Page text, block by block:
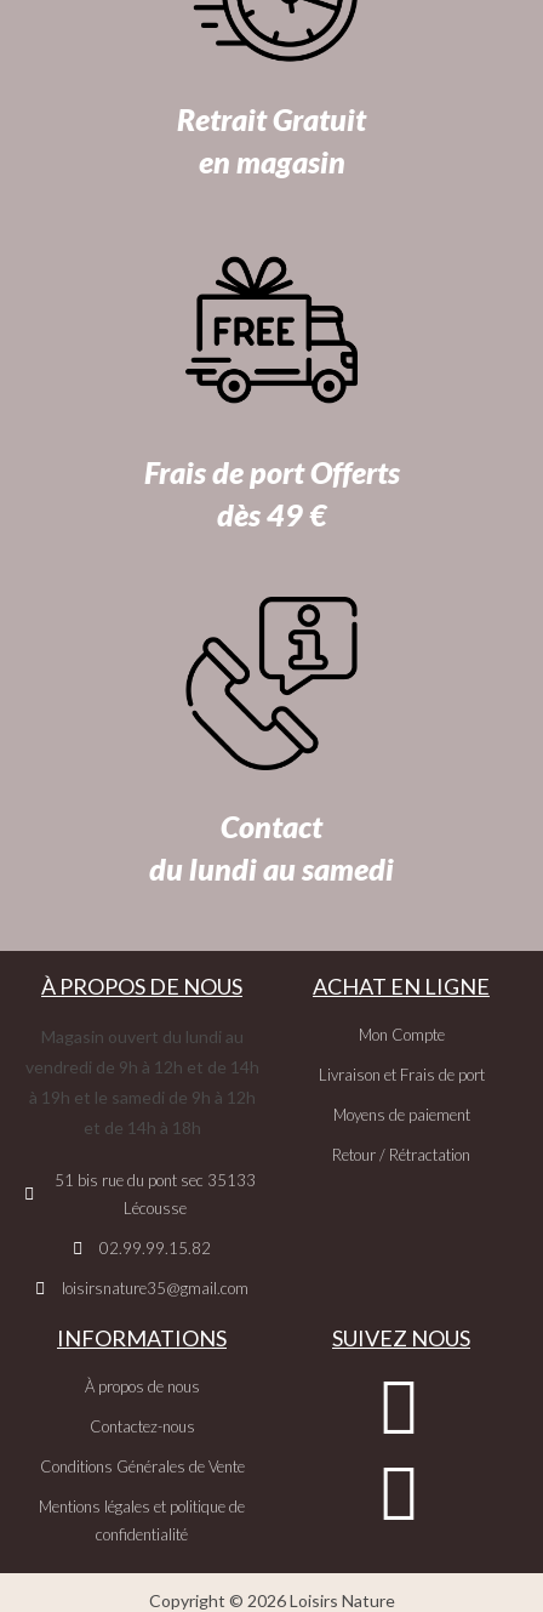
Retrait Gratuit
en magasin
Frais de port Offerts
dès 49 €
Contact
du lundi au samedi
À PROPOS DE NOUS
Magasin ouvert du lundi au
vendredi de 9h à 12h et de 14h
à 19h et le samedi de 9h à 12h
et de 14h à 18h
51 bis rue du pont sec 35133
Lécousse
02.99.99.15.82
loisirsnature35@gmail.com
ACHAT EN LIGNE
Mon Compte
Livraison et Frais de port
Moyens de paiement
Retour / Rétractation
INFORMATIONS
À propos de nous
Contactez-nous
Conditions Générales de Vente
Mentions légales et politique de
confidentialité
SUIVEZ NOUS
Copyright © 2026 Loisirs Nature